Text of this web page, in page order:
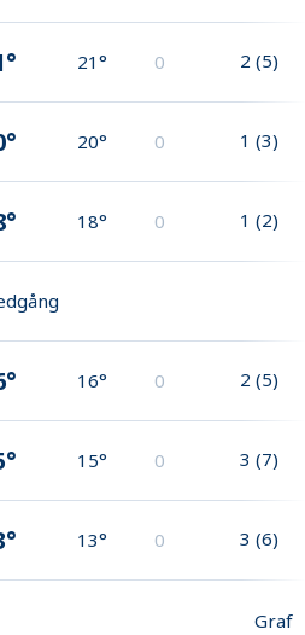
21° 0 2 (5)
20° 0 1 (3)
18° 0 1 (2)
16° 0 2 (5)
15° 0 3 (7)
13° 0 3 (6)
Graf